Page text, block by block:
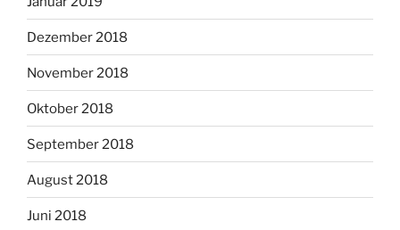
Dezember 2018
November 2018
Oktober 2018
September 2018
August 2018
Juni 2018